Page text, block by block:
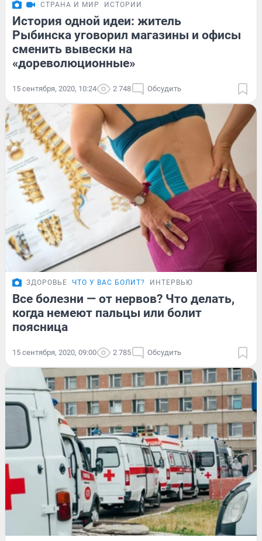
СТРАНА И МИР ИСТОРИИ
История одной идеи: житель
Рыбинска уговорил магазины и офисы
сменить вывески на
«дореволюционные»
15 сентября, 2020, 10:24 2 748 Обсудить
ЗДОРОВЬЕ ЧТО У ВАС БОЛИТ? ИНТЕРВЬЮ
Все болезни — от нервов? Что делать,
когда немеют пальцы или болит
поясница
15 сентября, 2020, 09:00 2 785 Обсудить